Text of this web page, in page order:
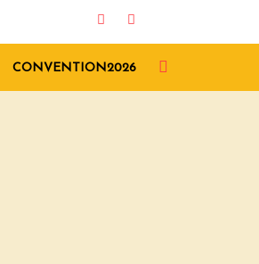
CONVENTION2026